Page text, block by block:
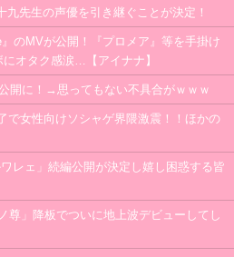
九先生の声優を引き継ぐことが決定！
のMVが公開！『プロメア』等を手掛け
オタク感涙…【アイナナ】
開に！→思ってもない不具合がｗｗｗ
で女性向けソシャゲ界隈激震！！ほかの
レェ」続編公開が決定し嬉し困惑する皆
尊」降板でついに地上波デビューしてし